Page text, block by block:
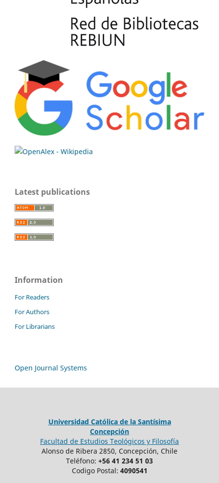
Latest publications
Information
For Readers
For Authors
For Librarians
Open Journal Systems
Universidad Católica de la Santísima
Concepción
Facultad de Estudios Teológicos y Filosofía
Alonso de Ribera 2850, Concepción, Chile
Teléfono: +56 41 234 51 03
Codigo Postal: 4090541